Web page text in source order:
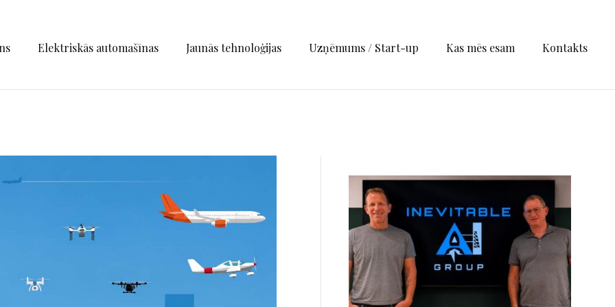
Elektriskās automašīnas Jaunās tehnoloģijas Uzņēmums / Start-up Kas mēs esam Kontakts